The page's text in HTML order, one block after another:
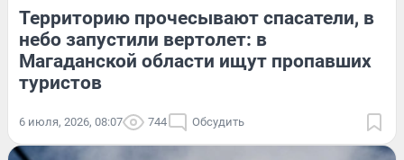
Территорию прочесывают спасатели, в
небо запустили вертолет: в
Магаданской области ищут пропавших
туристов
6 июля, 2026, 08:07 744 Обсудить